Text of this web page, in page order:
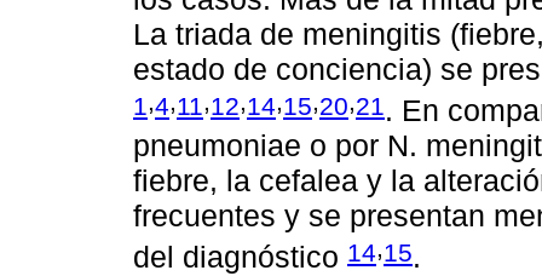
La triada de meningitis
estado de conciencia) se
1,4,11,12,14,15,20,21. En
pneumoniae o por N.
fiebre, la cefalea y la
frecuentes y se presentan
del diagnóstico 14,15.